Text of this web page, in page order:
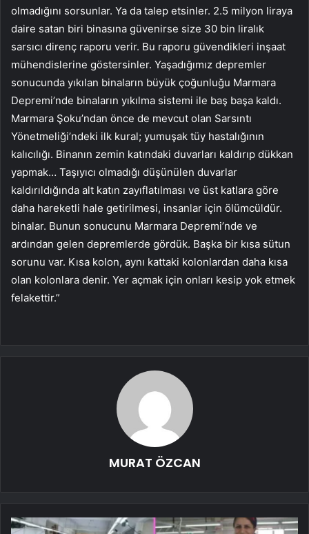
olmadığını sorsunlar. Ya da talep etsinler. 2.5 milyon liraya
daire satan biri binasına güvenirse size 30 bin liralık
sarsıcı direnç raporu verir. Bu raporu güvendikleri inşaat
mühendislerine göstersinler. Yaşadığımız depremler
sonucunda yıkılan binaların büyük çoğunluğu Marmara
Depremi’nde binaların yıkılma sistemi ile baş başa kaldı.
Marmara Şoku’ndan önce de mevcut olan Sarsıntı
Yönetmeliği’ndeki ilk kural; yumuşak tüy hastalığının
kalıcılığı. Binanın zemin katındaki duvarları kaldırıp dükkan
yapmak… Taşıyıcı olmadığı düşünülen duvarlar
kaldırıldığında alt katın zayıflatılması ve üst katlara göre
daha hareketli hale getirilmesi, insanlar için ölümcüldür.
binalar. Bunun sonucunu Marmara Depremi’nde ve
ardından gelen depremlerde gördük. Başka bir kısa sütun
sorunu var. Kısa kolon, aynı kattaki kolonlardan daha kısa
olan kolonlara denir. Yer açmak için onları kesip yok etmek
felakettir.”
MURAT ÖZCAN